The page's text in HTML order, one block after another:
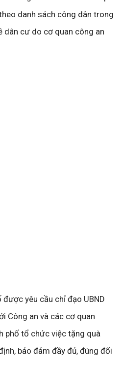
danh sách công dân trong
dân cư do cơ quan công an
được yêu cầu chỉ đạo UBND
Công an và các cơ quan
phố tổ chức việc tặng quà
bảo đảm đầy đủ, đúng đối